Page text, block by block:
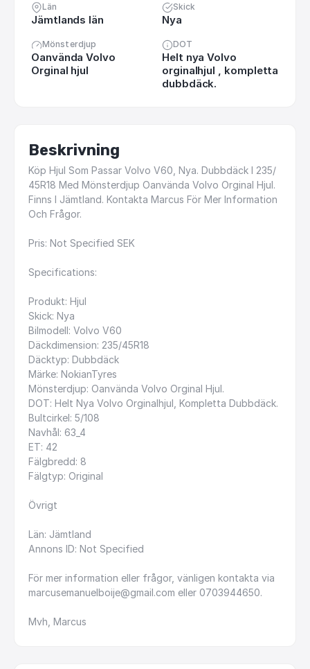
Län
Jämtlands län
Skick
Nya
Mönsterdjup
Oanvända Volvo
Orginal hjul
DOT
Helt nya Volvo
orginalhjul , kompletta
dubbdäck.
Beskrivning
Köp Hjul Som Passar Volvo V60, Nya. Dubbdäck I 235​/​
45R18 Med Mönsterdjup Oanvända Volvo Orginal Hjul.
Finns I Jämtland. Kontakta Marcus För Mer Information
Och Frågor.
Pris: Not Specified SEK
Specifications:
Produkt: Hjul
Skick: Nya
Bilmodell: Volvo V60
Däckdimension: 235​/​45R18
Däcktyp: Dubbdäck
Märke: NokianTyres
Mönsterdjup: Oanvända Volvo Orginal Hjul.
DOT: Helt Nya Volvo Orginalhjul, Kompletta Dubbdäck.
Bultcirkel: 5​/​108
Navhål: 63_4
ET: 42
Fälgbredd: 8
Fälgtyp: Original
Övrigt
Län: Jämtland
Annons ID: Not Specified
För mer information eller frågor, vänligen kontakta via
marcusemanuelboije@gmail.com eller 0703944650.
Mvh, Marcus